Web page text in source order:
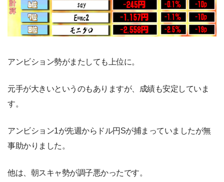
アンビション勢がまたしても上位に。
元手が大きいというのもありますが、成績も安定していま
す。
アンビション1が先週からドル円Sが捕まっていましたが無
事助かりました。
他は、朝スキャ勢が調子悪かったです。